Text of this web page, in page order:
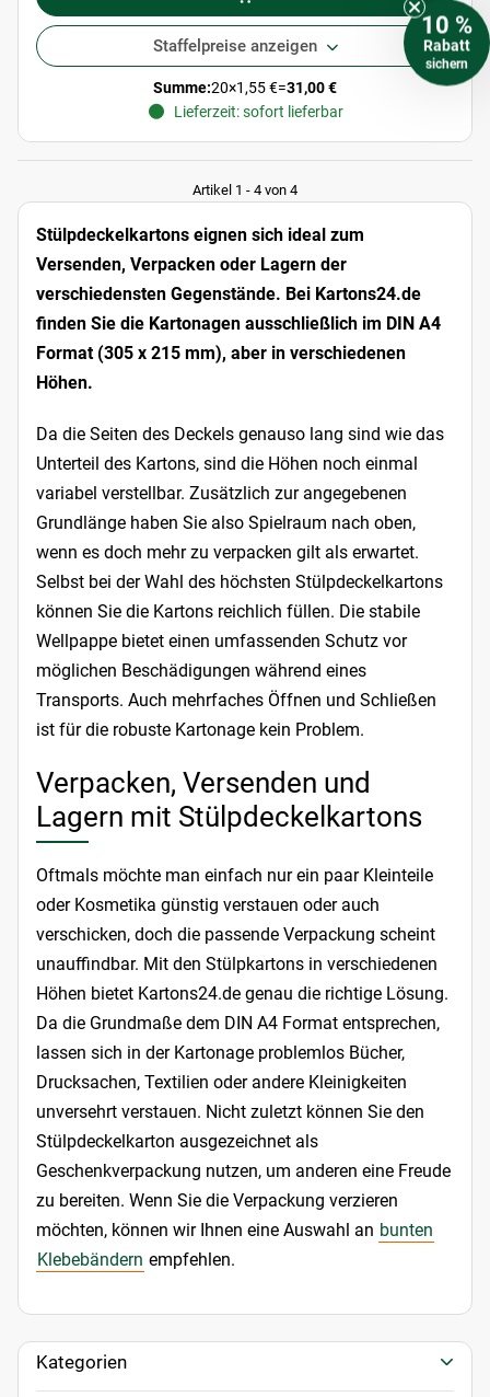
Staffelpreise anzeigen
Summe:20×1,55 €=31,00 €
Lieferzeit: sofort lieferbar
Artikel 1 - 4 von 4
Stülpdeckelkartons eignen sich ideal zum
Versenden, Verpacken oder Lagern der
verschiedensten Gegenstände. Bei Kartons24.de
finden Sie die Kartonagen ausschließlich im DIN A4
Format (305 x 215 mm), aber in verschiedenen
Höhen.
Da die Seiten des Deckels genauso lang sind wie das
Unterteil des Kartons, sind die Höhen noch einmal
variabel verstellbar. Zusätzlich zur angegebenen
Grundlänge haben Sie also Spielraum nach oben,
wenn es doch mehr zu verpacken gilt als erwartet.
Selbst bei der Wahl des höchsten Stülpdeckelkartons
können Sie die Kartons reichlich füllen. Die stabile
Wellpappe bietet einen umfassenden Schutz vor
möglichen Beschädigungen während eines
Transports. Auch mehrfaches Öffnen und Schließen
ist für die robuste Kartonage kein Problem.
Verpacken, Versenden und
Lagern mit Stülpdeckelkartons
Oftmals möchte man einfach nur ein paar Kleinteile
oder Kosmetika günstig verstauen oder auch
verschicken, doch die passende Verpackung scheint
unauffindbar. Mit den Stülpkartons in verschiedenen
Höhen bietet Kartons24.de genau die richtige Lösung.
Da die Grundmaße dem DIN A4 Format entsprechen,
lassen sich in der Kartonage problemlos Bücher,
Drucksachen, Textilien oder andere Kleinigkeiten
unversehrt verstauen. Nicht zuletzt können Sie den
Stülpdeckelkarton ausgezeichnet als
Geschenkverpackung nutzen, um anderen eine Freude
zu bereiten. Wenn Sie die Verpackung verzieren
möchten, können wir Ihnen eine Auswahl an bunten
Klebebändern empfehlen.
Kategorien
10 %
Rabatt
sichern